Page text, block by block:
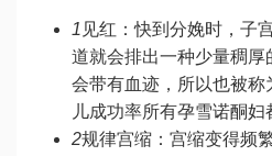
1 见红：快到分娩时，子
道就会排出一种少量稠厚
会带有血迹，所以也被称
儿成功率所有孕雪诺酮妇
2规律宫缩：宫缩变得频